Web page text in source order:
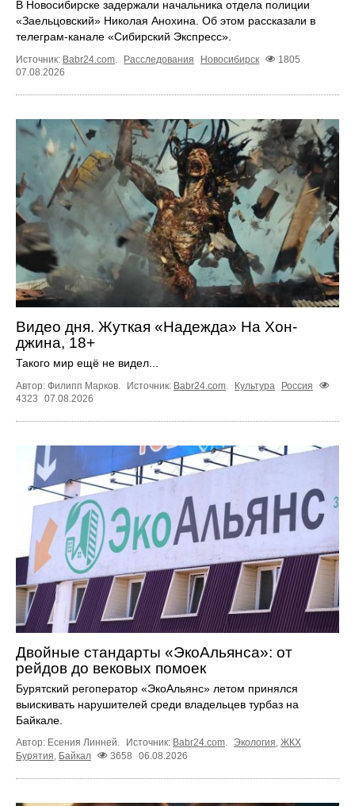
В Новосибирске задержали начальника отдела полиции
«Заельцовский» Николая Анохина. Об этом рассказали в
телеграм-канале «Сибирский Экспресс».
Источник: Babr24.com. Расследования Новосибирск
1805
07.08.2026
Видео дня. Жуткая «Надежда» На Хон-
джина, 18+
Такого мир ещё не видел...
Автор: Филипп Марков. Источник: Babr24.com Культура
Россия
4323
07.08.2026
Двойные стандарты «ЭкоАльянса»: от
рейдов до вековых помоек
Бурятский регоператор «ЭкоАльянс» летом принялся
выискивать нарушителей среди владельцев турбаз на
Байкале.
Автор: Есения Линней. Источник: Babr24.com. Экология, ЖКХ
Бурятия, Байкал 3658 06.08.2026